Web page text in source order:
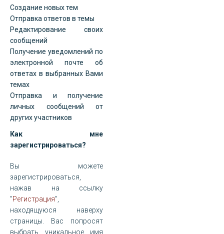
Создание новых тем
Отправка ответов в темы
Редактирование своих
сообщений
Получение уведомлений по
электронной почте об
ответах в выбранных Вами
темах
Отправка и получение
личных сообщений от
других участников
Как мне
зарегистрироваться?
Вы можете
зарегистрироваться,
нажав на ссылку
"Регистрация",
находящуюся наверху
страницы. Вас попросят
выбрать уникальное имя